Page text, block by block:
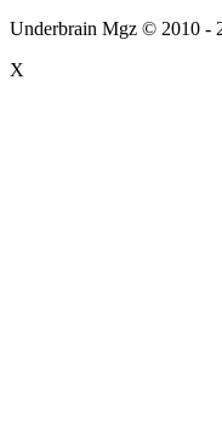
Underbrain Mgz © 2010 -
X